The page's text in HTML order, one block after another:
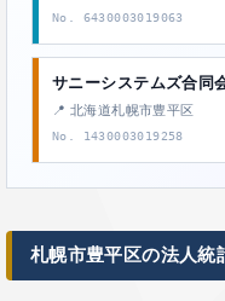
No. 6430003019063
サニーシステムズ合同
📍 北海道札幌市豊平区
No. 1430003019258
札幌市豊平区の法人統